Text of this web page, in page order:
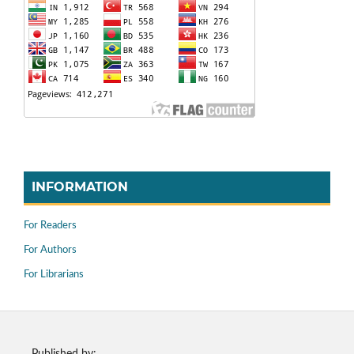
INFORMATION
For Readers
For Authors
For Librarians